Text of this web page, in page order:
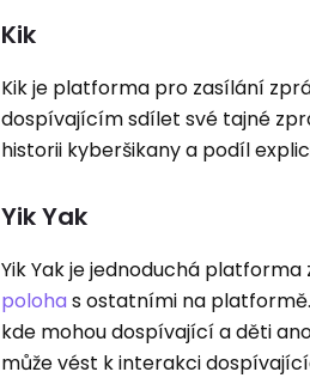
Kik
Kik je platforma pro zasílání
dospívajícím sdílet své tajné
historii kyberšikany a podíl
Yik Yak
Yik Yak je jednoduchá
poloha s ostatními na
kde mohou dospívající a děti
může vést k interakci